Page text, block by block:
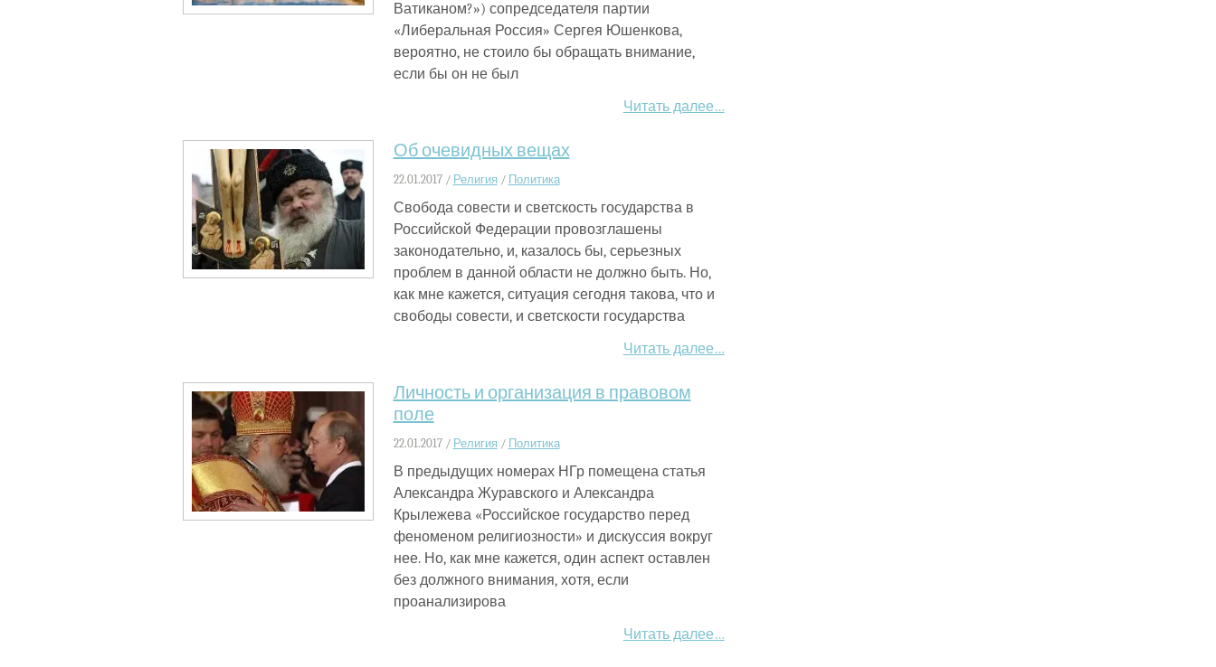
Ватиканом?») сопредседателя партии
«Либеральная Россия» Сергея Юшенкова,
вероятно, не стоило бы обращать внимание,
если бы он не был
Читать далее…
Об очевидных вещах
22.01.2017 / Религия / Политика
Свобода совести и светскость государства в
Российской Федерации провозглашены
законодательно, и, казалось бы, серьезных
проблем в данной области не должно быть. Но,
как мне кажется, ситуация сегодня такова, что и
свободы совести, и светскости государства
Читать далее…
Личность и организация в правовом
поле
22.01.2017 / Религия / Политика
В предыдущих номерах НГр помещена статья
Александра Журавского и Александра
Крылежева «Российское государство перед
феноменом религиозности» и дискуссия вокруг
нее. Но, как мне кажется, один аспект оставлен
без должного внимания, хотя, если
проанализирова
Читать далее…